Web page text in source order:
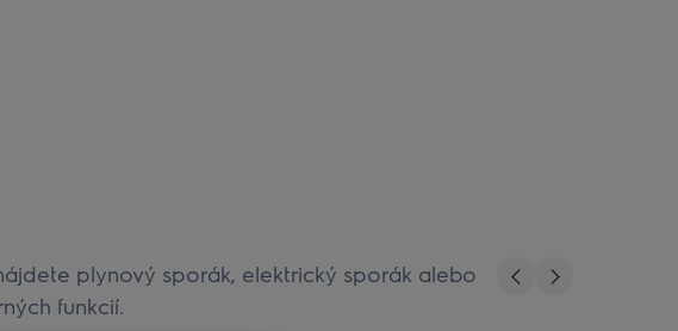
plynový sporák, elektrický sporák alebo
funkcií.